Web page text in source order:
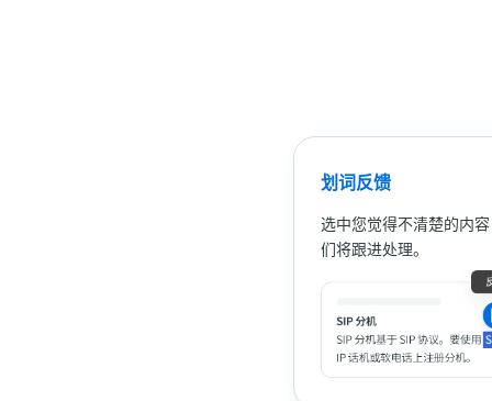
划词反馈
选中您觉得不清楚的内
们将跟进处理。